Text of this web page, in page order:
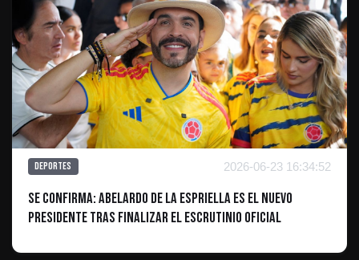
Deportes 2026-06-23 16:34:52
Se confirma: Abelardo De La Espriella es el nuevo
Presidente tras finalizar el escrutinio oficial